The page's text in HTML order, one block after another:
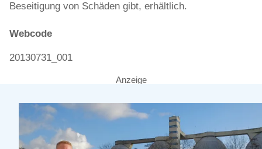
Beseitigung von Schäden gibt, erhältlich.
Webcode
20130731_001
Anzeige